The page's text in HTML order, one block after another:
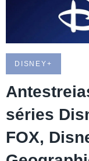
DISNEY+
séries
FOX,